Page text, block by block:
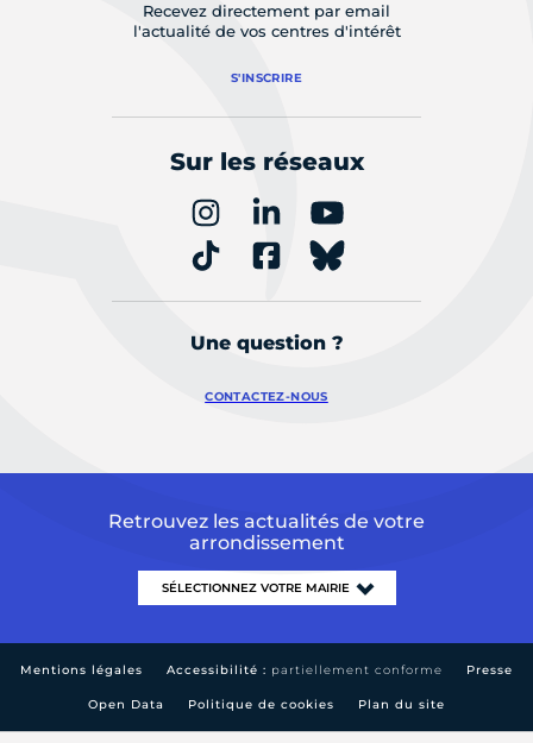
Recevez directement par email
l'actualité de vos centres d'intérêt
S'INSCRIRE
Sur les réseaux
Une question ?
CONTACTEZ-NOUS
Retrouvez les actualités de votre
arrondissement
Mentions légales Accessibilité : partiellement conforme Presse
Open Data Politique de cookies Plan du site